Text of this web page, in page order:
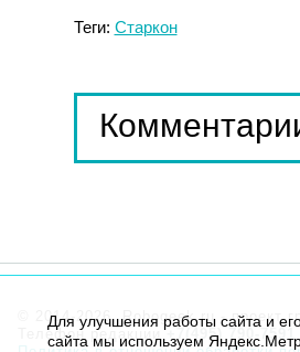
Теги: Старкон
© 2014-2026. Robogeek.ru - проект
Телефон редакции+7(495) 790-7591
Для улучшения работы сайта и
сайта мы используем